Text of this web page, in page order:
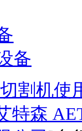
备
割机使
特森